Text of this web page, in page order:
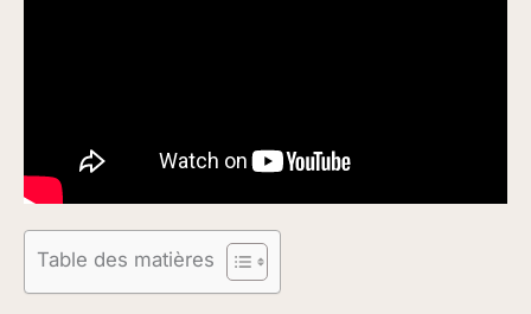
Table des matières